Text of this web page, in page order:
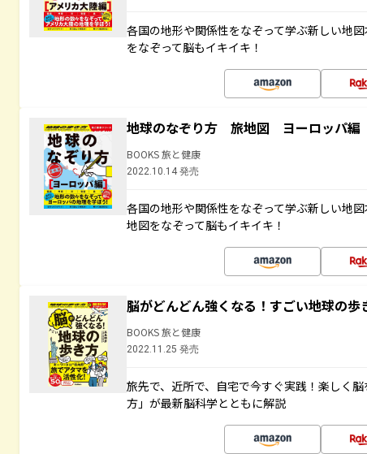
各国の地形や関係性をなぞって学ぶ新しい地
をなぞって脳もイキイキ！
地球のなぞり方 旅地図 ヨーロッパ編
BOOKS 旅と健康
2022.10.14 発売
各国の地形や関係性をなぞって学ぶ新しい地
地図をなぞって脳もイキイキ！
脳がどんどん強くなる！すごい地球の歩
BOOKS 旅と健康
2022.11.25 発売
旅先で、近所で、自宅で今すぐ実践！楽しく
方」が最新脳科学とともに解説